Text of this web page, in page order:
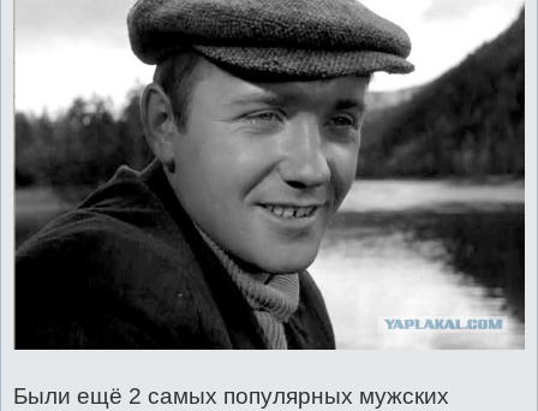
Были ещё 2 самых популярных мужских